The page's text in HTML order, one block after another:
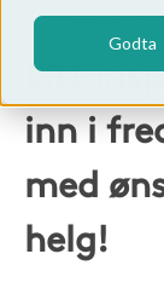
Godta
17. september
Litt
inn i
med
helg!